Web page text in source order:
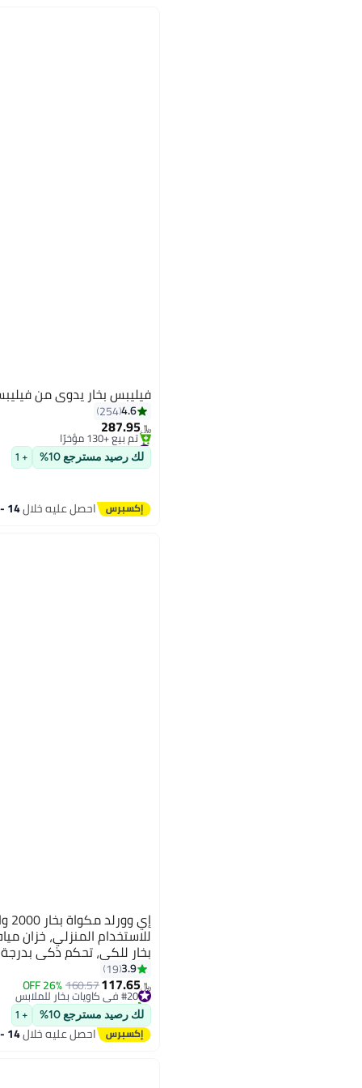
فيليبس بخار يدوي من فيليبس 5000
4.6
254
﷼‏287.95
#7 في كاويات بخار للملابس
باقي 6 وحدات في المخزون
تم بيع +130 مؤخرًا
#7 في كاويات بخار للملابس
لك رصيد مسترجع 10% + 1
احصل عليه خلال14 - 15 اغسطس
بخار للكي، تحكم ذكي بدرجة
التجاعيد بسرعة
3.9
19
﷼‏117.65
160.57
26% OFF #20 في كاويات بخار للملابس
تم بيع +50 مؤخرًا
#20 في كاويات بخار للملابس
لك رصيد مسترجع 10% + 1
احصل عليه خلال14 - 15 اغسطس